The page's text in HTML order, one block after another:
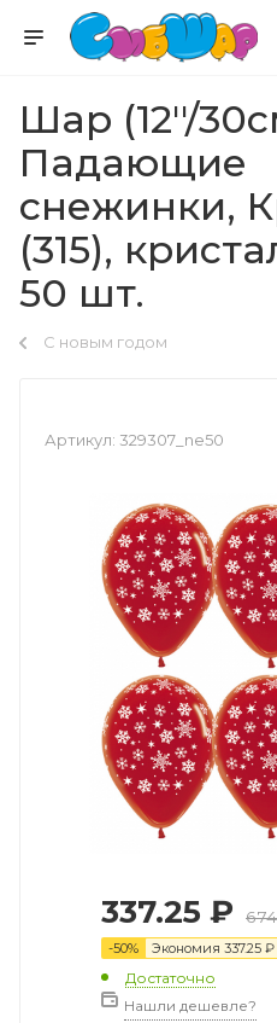
Шар (12''/
Падающие
снежинки,
(315),
50 шт.
С новым годом
Артикул: 329307_ne50
337.25 ₽
-50% Экономия 337.25 ₽
Достаточно
Нашли дешевле?